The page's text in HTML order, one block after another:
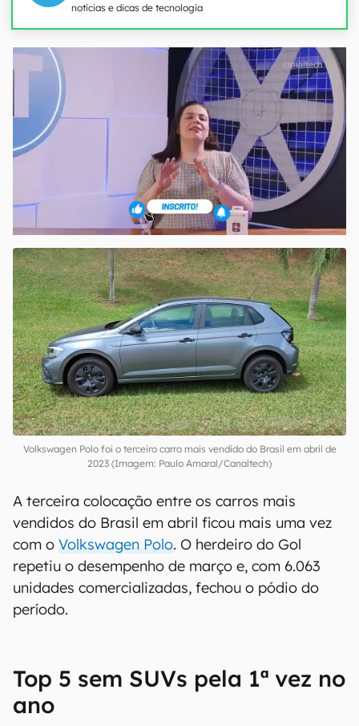
notícias e dicas de tecnologia
Volkswagen Polo foi o terceiro carro mais vendido do Brasil em abril de
2023 (Imagem: Paulo Amaral/Canaltech)
A terceira colocação entre os carros mais
vendidos do Brasil em abril ficou mais uma vez
com o Volkswagen Polo. O herdeiro do Gol
repetiu o desempenho de março e, com 6.063
unidades comercializadas, fechou o pódio do
período.
Top 5 sem SUVs pela 1ª vez no
ano